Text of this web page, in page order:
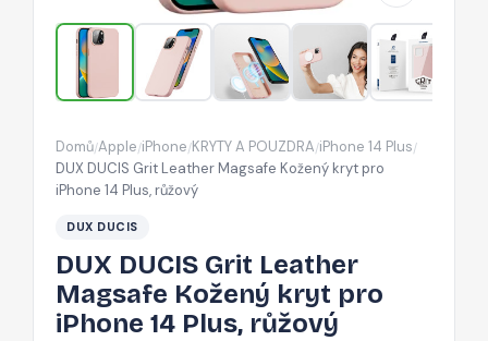
kryt
pro
iPhone
14
růžový
Domů/Apple/iPhone/KRYTY A POUZDRA/iPhone 14 Plus/
DUX DUCIS Grit Leather Magsafe Kožený kryt pro
iPhone 14 Plus, růžový
DUX DUCIS
DUX DUCIS Grit Leather
Magsafe Kožený kryt pro
iPhone 14 Plus, růžový